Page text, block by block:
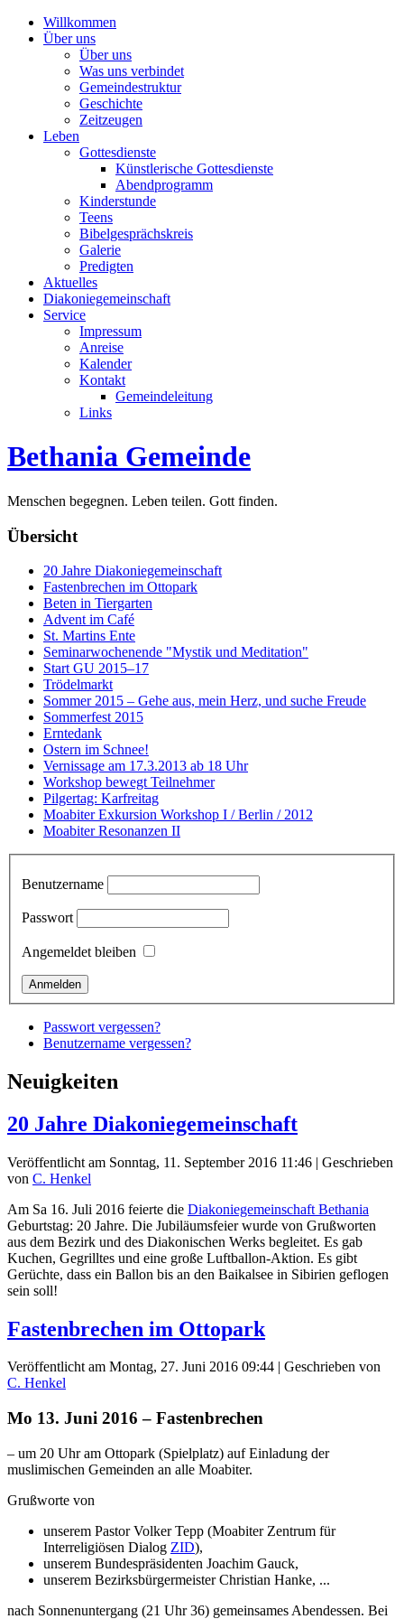
Willkommen
Über uns
Über uns
Was uns verbindet
Gemeindestruktur
Geschichte
Zeitzeugen
Leben
Gottesdienste
Künstlerische Gottesdienste
Abendprogramm
Kinderstunde
Teens
Bibelgesprächskreis
Galerie
Predigten
Aktuelles
Diakoniegemeinschaft
Service
Impressum
Anreise
Kalender
Kontakt
Gemeindeleitung
Links
Bethania Gemeinde
Menschen begegnen. Leben teilen. Gott finden.
Übersicht
20 Jahre Diakoniegemeinschaft
Fastenbrechen im Ottopark
Beten in Tiergarten
Advent im Café
St. Martins Ente
Seminarwochenende "Mystik und Meditation"
Start GU 2015–17
Trödelmarkt
Sommer 2015 – Gehe aus, mein Herz, und suche Freude
Sommerfest 2015
Erntedank
Ostern im Schnee!
Vernissage am 17.3.2013 ab 18 Uhr
Workshop bewegt Teilnehmer
Pilgertag: Karfreitag
Moabiter Exkursion Workshop I / Berlin / 2012
Moabiter Resonanzen II
Benutzername
Passwort
Angemeldet bleiben
Passwort vergessen?
Benutzername vergessen?
Neuigkeiten
20 Jahre Diakoniegemeinschaft
Veröffentlicht am Sonntag, 11. September 2016 11:46 | Geschrieben
von C. Henkel
Am Sa 16. Juli 2016 feierte die Diakoniegemeinschaft Bethania
Geburtstag: 20 Jahre. Die Jubiläumsfeier wurde von Grußworten
aus dem Bezirk und des Diakonischen Werks begleitet. Es gab
Kuchen, Gegrilltes und eine große Luftballon-Aktion. Es gibt
Gerüchte, dass ein Ballon bis an den Baikalsee in Sibirien geflogen
sein soll!
Fastenbrechen im Ottopark
Veröffentlicht am Montag, 27. Juni 2016 09:44 | Geschrieben von
C. Henkel
Mo 13. Juni 2016 – Fastenbrechen
– um 20 Uhr am Ottopark (Spielplatz) auf Einladung der
muslimischen Gemeinden an alle Moabiter.
Grußworte von
unserem Pastor Volker Tepp (Moabiter Zentrum für
Interreligiösen Dialog ZID),
unserem Bundespräsidenten Joachim Gauck,
unserem Bezirksbürgermeister Christian Hanke, ...
nach Sonnenuntergang (21 Uhr 36) gemeinsames Abendessen. Bei